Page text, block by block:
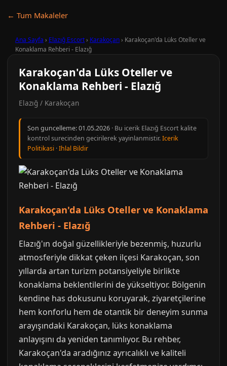
← Tum Makaleler
Ana Sayfa › Elazığ Escort› Karakoçan› Karakoçan'da Lüks Oteller ve
Konaklama Rehberi - Elazığ
Karakoçan'da Lüks Oteller ve
Konaklama Rehberi - Elazığ
Elazığ / Karakoçan
Son guncelleme:01.05.2026 · Bu icerik Elazığ Escort kalite
kontrol surecinden gecirilerek yayinlanmistir.Icerik
Politikasi ·Ihlal Bildir
Karakoçan'da Lüks Oteller ve Konaklama
Rehberi - Elazığ
Elazığ'ın doğal güzellikleriyle bezenmiş, huzurlu
atmosferiyle dikkat çeken ilçesi Karakoçan, son
yıllarda artan turizm potansiyeliyle birlikte
konaklama beklentilerini de yükseltiyor. Bölgenin
kendine has dokusunu koruyarak, ziyaretçilerine
hem konforlu hem de otantik bir deneyim sunma
arayışındaki Karakoçan, lüks konaklama
anlayışını da yeniden tanımlıyor. Bu rehber,
Karakoçan'da aradığınız ayrıcalıklı ve kaliteli